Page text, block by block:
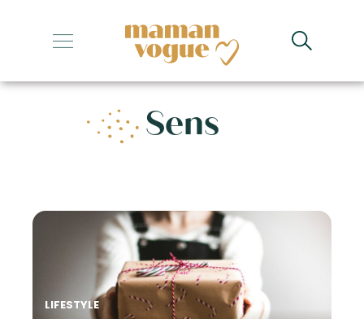
+
+
+
+
Sens
LIFESTYLE